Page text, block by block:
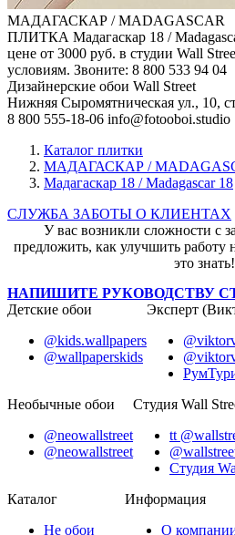
МАДАГАСКАР / MADAGASCAR
ПЛИТКА Мадагаскар 18 /
цене от 3000 руб. в студии Wall
условиям. Звоните: 8 800 533 94 04
Дизайнерские обои Wall Street
Нижняя Сыромятническая ул., 10,
8 800 555-18-06 info@fotooboi.studio
Каталог плитки
МАДАГАСКАР /
Мадагаскар 18 / Madagascar 18
СЛУЖБА ЗАБОТЫ О КЛИЕНТАХ
У вас возникли сложности с
предложить, как улучшить
это знать!
НАПИШИТЕ РУКОВОДСТВУ
Детские обои
@kids.wallpapers
@wallpaperskids
Эксперт
Необычные обои
@neowallstreet
@neowallstreet
Студия Wall
tt
Студия
Каталог
Не обои
Информация
О